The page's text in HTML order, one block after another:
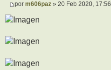
por m606paz » 20 Feb 2020, 17:56